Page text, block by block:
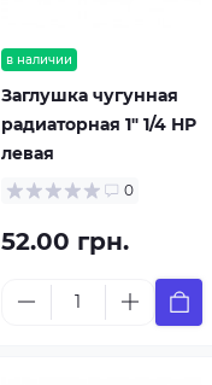
в наличии
Заглушка чугунная
радиаторная 1" 1/4 НР
левая
0
52.00 грн.